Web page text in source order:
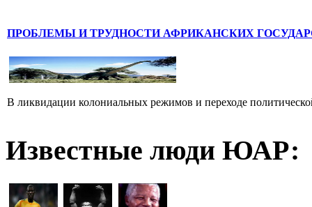
ПРОБЛЕМЫ И ТРУДНОСТИ АФРИКАНСКИХ
В ликвидации колониальных режимов и переходе
Известные люди ЮАР: